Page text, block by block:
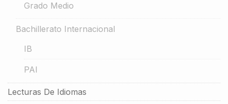
Grado Medio
Bachillerato Internacional
IB
PAI
Lecturas De Idiomas